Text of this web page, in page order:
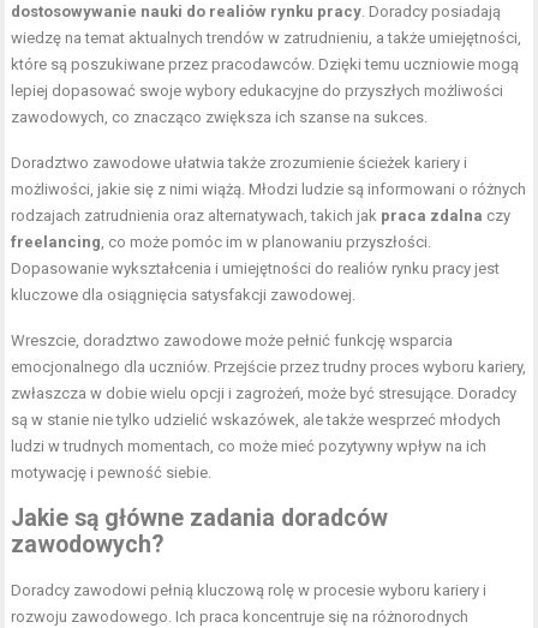
dostosowywanie nauki do realiów rynku pracy . Doradcy posiadają
wiedzę na temat aktualnych trendów w zatrudnieniu, a także umiejętności,
które są poszukiwane przez pracodawców. Dzięki temu uczniowie mogą
lepiej dopasować swoje wybory edukacyjne do przyszłych możliwości
zawodowych, co znacząco zwiększa ich szanse na sukces.
Doradztwo zawodowe ułatwia także zrozumienie ścieżek kariery i
możliwości, jakie się z nimi wiążą. Młodzi ludzie są informowani o różnych
rodzajach zatrudnienia oraz alternatywach, takich jak praca zdalna czy
freelancing , co może pomóc im w planowaniu przyszłości.
Dopasowanie wykształcenia i umiejętności do realiów rynku pracy jest
kluczowe dla osiągnięcia satysfakcji zawodowej.
Wreszcie, doradztwo zawodowe może pełnić funkcję wsparcia
emocjonalnego dla uczniów. Przejście przez trudny proces wyboru kariery,
zwłaszcza w dobie wielu opcji i zagrożeń, może być stresujące. Doradcy
są w stanie nie tylko udzielić wskazówek, ale także wesprzeć młodych
ludzi w trudnych momentach, co może mieć pozytywny wpływ na ich
motywację i pewność siebie.
Jakie są główne zadania doradców
zawodowych?
Doradcy zawodowi pełnią kluczową rolę w procesie wyboru kariery i
rozwoju zawodowego. Ich praca koncentruje się na różnorodnych